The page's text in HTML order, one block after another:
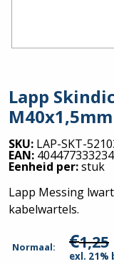
Lapp
SKU: LAP-SKT-
EAN:
Eenheid per:stuk
Lapp Messing
kabelwartels.
Normaal: €1,25
exl. 21%